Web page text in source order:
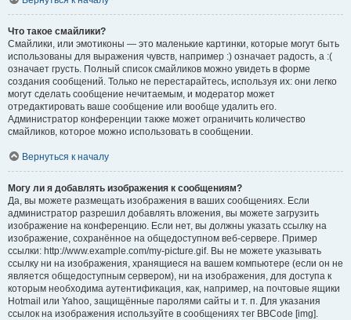
Что такое смайлики?
Смайлики, или эмотиконы — это маленькие картинки, которые могут быть
использованы для выражения чувств, например :) означает радость, а :(
означает грусть. Полный список смайликов можно увидеть в форме
создания сообщений. Только не перестарайтесь, используя их: они легко
могут сделать сообщение нечитаемым, и модератор может
отредактировать ваше сообщение или вообще удалить его.
Администратор конференции также может ограничить количество
смайликов, которое можно использовать в сообщении.
Вернуться к началу
Могу ли я добавлять изображения к сообщениям?
Да, вы можете размещать изображения в ваших сообщениях. Если
администратор разрешил добавлять вложения, вы можете загрузить
изображение на конференцию. Если нет, вы должны указать ссылку на
изображение, сохранённое на общедоступном веб-сервере. Пример
ссылки: http://www.example.com/my-picture.gif. Вы не можете указывать
ссылку ни на изображения, хранящиеся на вашем компьютере (если он не
является общедоступным сервером), ни на изображения, для доступа к
которым необходима аутентификация, как, например, на почтовые ящики
Hotmail или Yahoo, защищённые паролями сайты и т. п. Для указания
ссылок на изображения используйте в сообщениях тег BBCode [img].